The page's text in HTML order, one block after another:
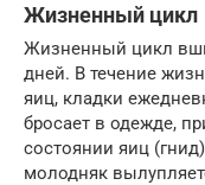
Жизненный цикл
Жизненный цикл
дней. В течение
яиц, кладки
бросает в одежде,
состоянии яиц
молодняк